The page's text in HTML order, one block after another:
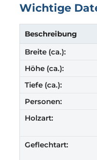
Wichtige
Beschreibung
Breite (ca.):
Höhe (ca.):
Tiefe (ca.):
Personen:
Holzart:
Geflechtart: